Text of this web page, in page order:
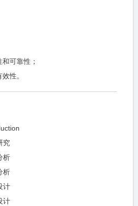
可靠性；
性。
究
析
析
计
计